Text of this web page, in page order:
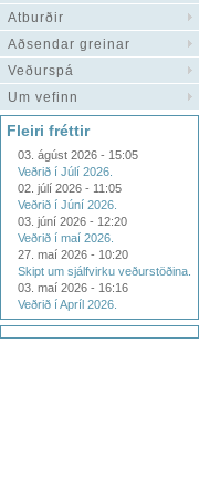
Atburðir
Aðsendar greinar
Veðurspá
Um vefinn
Fleiri fréttir
03. ágúst 2026 - 15:05
Veðrið í Júlí 2026.
02. júlí 2026 - 11:05
Veðrið í Júní 2026.
03. júní 2026 - 12:20
Veðrið í maí 2026.
27. maí 2026 - 10:20
Skipt um sjálfvirku veðurstöðina.
03. maí 2026 - 16:16
Veðrið í Apríl 2026.